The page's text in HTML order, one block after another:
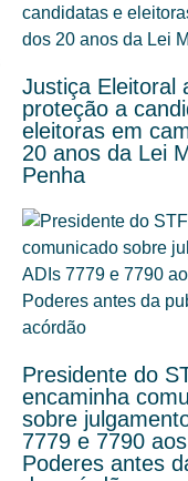
Justiça Eleitoral
proteção a
eleitoras em
20 anos da Lei
Penha
Presidente do
encaminha
sobre
7779 e 7790
Poderes antes